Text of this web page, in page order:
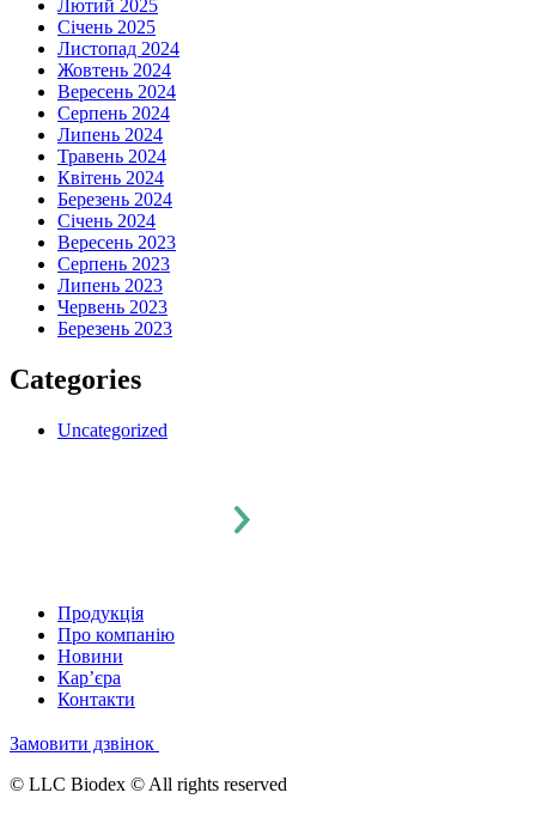
Лютий 2025
Січень 2025
Листопад 2024
Жовтень 2024
Вересень 2024
Серпень 2024
Липень 2024
Травень 2024
Квітень 2024
Березень 2024
Січень 2024
Вересень 2023
Серпень 2023
Липень 2023
Червень 2023
Березень 2023
Categories
Uncategorized
Продукція
Про компанію
Новини
Кар’єра
Контакти
Замовити дзвінок
© LLC Biodex © All rights reserved